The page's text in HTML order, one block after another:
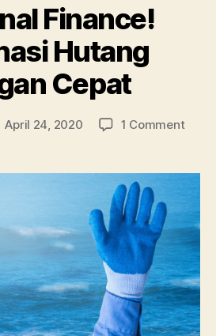
Finance!
Hutang
Cepat
April 24, 2020 1 Commenton